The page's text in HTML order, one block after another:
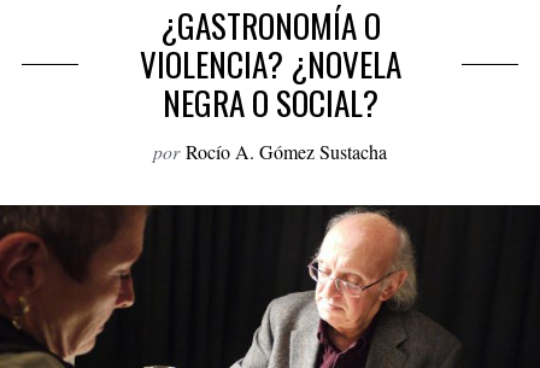
h
¿GASTRONOMÍA O
VIOLENCIA? ¿NOVELA
NEGRA O SOCIAL?
por Rocío A. Gómez Sustacha